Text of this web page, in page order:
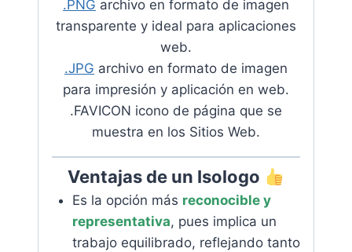
.PNG archivo en formato de imagen
transparente y ideal para aplicaciones
web.
.JPG archivo en formato de imagen
para impresión y aplicación en web.
.FAVICON icono de página que se
muestra en los Sitios Web.
Ventajas de un Isologo
Es la opción más reconocible y
representativa, pues implica un
trabajo equilibrado, reflejando tanto